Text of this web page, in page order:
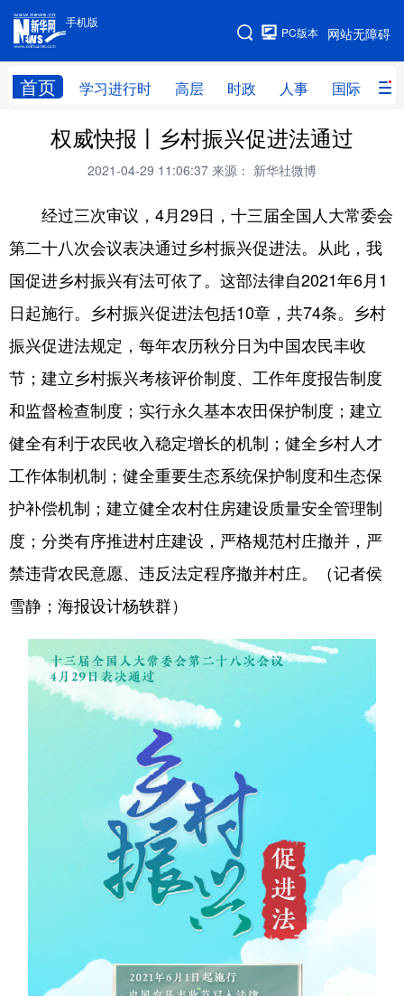
手机版
网站无障碍
PC版本
首页 学习进行时 高层 时政 人事 国际 财
手机版
网站地图
学习进行时 高层 时政 人事
财经 网评
台湾 思客智库 全球连线 教育
科技 科创 量子 体育
文化 书画 健康 军事
访谈 视频 政务
食品 人居 信息化 数字经济
学术中国 乡村振兴 银龄 溯源中国
城市 旅游 能源 会展
彩票 娱乐 时尚 悦读
公益 一带一路 亚太网 上市公司
地方频道
北京 天津
吉林
安徽 福建
河南 湖北
广西 海南
贵州 云南 西藏
青海
内蒙古 黑龙江
权威快报丨乡村振兴促进法通过
2021-04-29 11:06:37 来源： 新华社微博
经过三次审议，4月29日，十三届全国人大常委会
第二十八次会议表决通过乡村振兴促进法。从此，我
国促进乡村振兴有法可依了。这部法律自2021年6月1
日起施行。乡村振兴促进法包括10章，共74条。乡村
振兴促进法规定，每年农历秋分日为中国农民丰收
节；建立乡村振兴考核评价制度、工作年度报告制度
和监督检查制度；实行永久基本农田保护制度；建立
健全有利于农民收入稳定增长的机制；健全乡村人才
工作体制机制；健全重要生态系统保护制度和生态保
护补偿机制；建立健全农村住房建设质量安全管理制
度；分类有序推进村庄建设，严格规范村庄撤并，严
禁违背农民意愿、违反法定程序撤并村庄。（记者侯
雪静；海报设计杨轶群）